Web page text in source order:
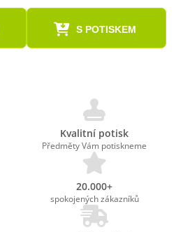
S POTISKEM
Kvalitní potisk
Předměty Vám potiskneme
20.000+
spokojených zákazníků